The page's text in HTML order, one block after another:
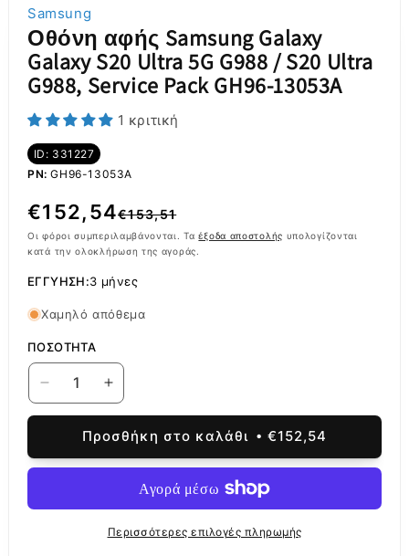
Samsung
Οθόνη αφής Samsung Galaxy
Galaxy S20 Ultra 5G G988 / S20 Ultra
G988, Service Pack GH96-13053A
1 κριτική
ID: 331227
PN: GH96-13053A
Κανονική
τιμή
€153,51
Τιμή
έκπτωσης
€152,54
Οι φόροι συμπεριλαμβάνονται. Ταέξοδα αποστολής υπολογίζονται
κατά την ολοκλήρωση της αγοράς.
ΕΓΓΎΗΣΗ:3 μήνες
Χαμηλό απόθεμα
ΠΟΣΌΤΗΤΑ
Μείωση
ποσότητας
αφής
Galaxy
Αύξηση
ποσότητας
για
Οθόνη
αφής
Samsung
Galaxy
Galaxy
S20
Προσθήκη στο καλάθι €152,54
Περισσότερες επιλογές πληρωμής